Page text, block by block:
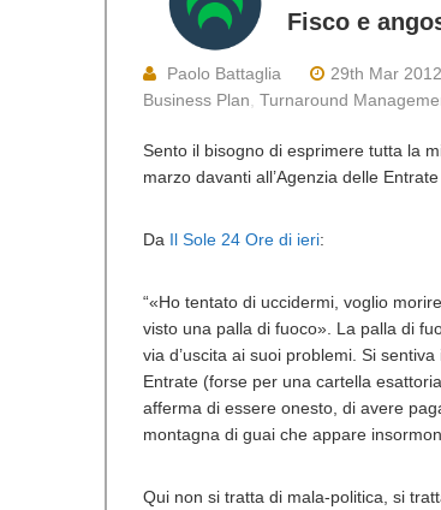
Fisco e
Paolo Battaglia 29th Mar 2012
Business Plan, Turnaround
Sento il bisogno di esprimere tutta la
marzo davanti all’Agenzia delle
Da Il Sole 24 Ore di ieri:
“«Ho tentato di uccidermi, voglio
visto una palla di fuoco». La palla di
via d’uscita ai suoi problemi. Si
Entrate (forse per una cartella
afferma di essere onesto, di avere
montagna di guai che appare
Qui non si tratta di mala-politica, si